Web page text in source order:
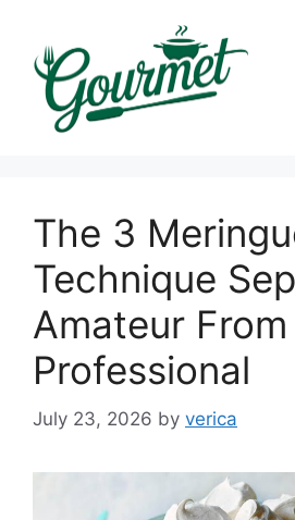
content
The 3
Technique
Amateur From
Professional
July 23, 2026 by verica